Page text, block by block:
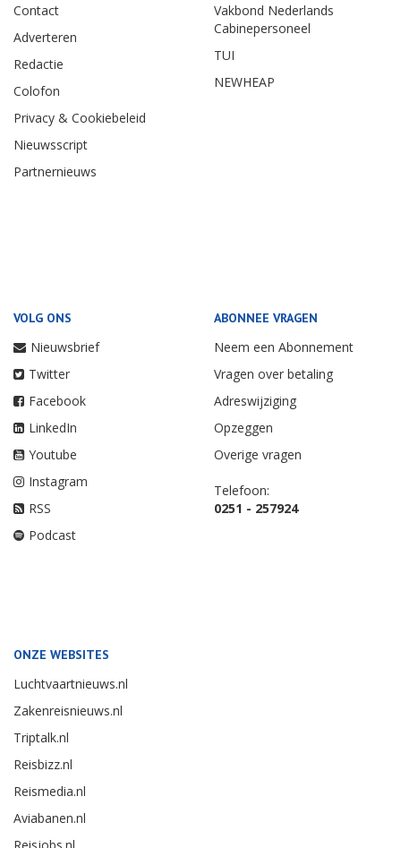
Contact
Adverteren
Redactie
Colofon
Privacy & Cookiebeleid
Nieuwsscript
Partnernieuws
Vakbond Nederlands
Cabinepersoneel
TUI
NEWHEAP
VOLG ONS
Nieuwsbrief
Twitter
Facebook
LinkedIn
Youtube
Instagram
RSS
Podcast
ABONNEE VRAGEN
Neem een Abonnement
Vragen over betaling
Adreswijziging
Opzeggen
Overige vragen
Telefoon:
0251 - 257924
ONZE WEBSITES
Luchtvaartnieuws.nl
Zakenreisnieuws.nl
Triptalk.nl
Reisbizz.nl
Reismedia.nl
Aviabanen.nl